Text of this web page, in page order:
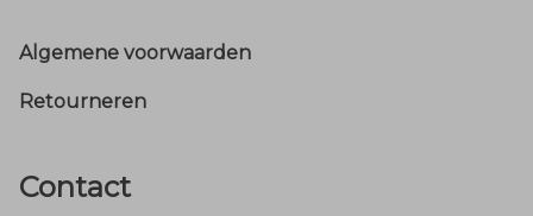
Footer
Algemene voorwaarden
Retourneren
Contact